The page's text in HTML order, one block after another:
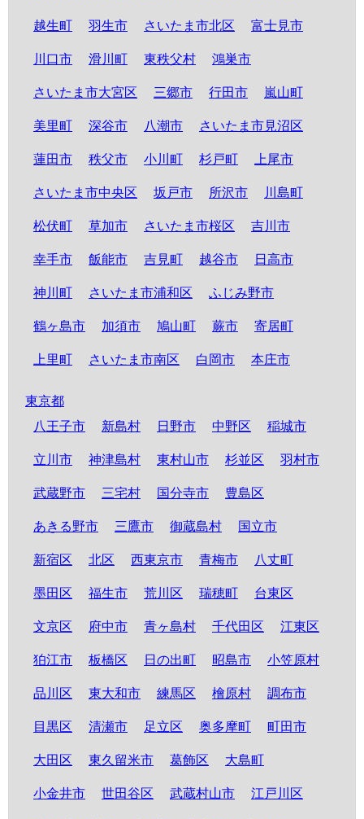
越生町 羽生市 さいたま市北区 富士見市
川口市 滑川町 東秩父村 鴻巣市
さいたま市大宮区 三郷市 行田市 嵐山町
美里町 深谷市 八潮市 さいたま市見沼区
蓮田市 秩父市 小川町 杉戸町 上尾市
さいたま市中央区 坂戸市 所沢市 川島町
松伏町 草加市 さいたま市桜区 吉川市
幸手市 飯能市 吉見町 越谷市 日高市
神川町 さいたま市浦和区 ふじみ野市
鶴ヶ島市 加須市 鳩山町 蕨市 寄居町
上里町 さいたま市南区 白岡市 本庄市
東京都
八王子市
新島村 日野市 中野区 稲城市
立川市 神津島村 東村山市 杉並区 羽村市
武蔵野市 三宅村 国分寺市 豊島区
あきる野市 三鷹市 御蔵島村 国立市
新宿区 北区 西東京市 青梅市 八丈町
墨田区 福生市 荒川区 瑞穂町 台東区
文京区 府中市 青ヶ島村 千代田区 江東区
狛江市 板橋区 日の出町 昭島市 小笠原村
品川区 東大和市 練馬区 檜原村 調布市
目黒区 清瀬市 足立区 奥多摩町 町田市
大田区 東久留米市 葛飾区 大島町
小金井市 世田谷区 武蔵村山市 江戸川区